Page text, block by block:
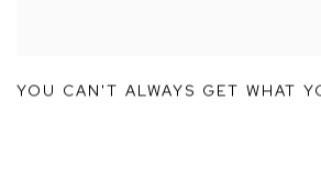
YOU CAN'T ALWAYS GET WHAT